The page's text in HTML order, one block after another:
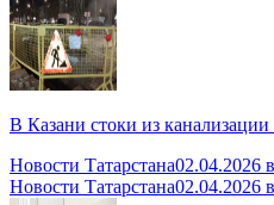
В Казани стоки из
Новости Татарстана02.04.2026
Новости Татарстана02.04.2026